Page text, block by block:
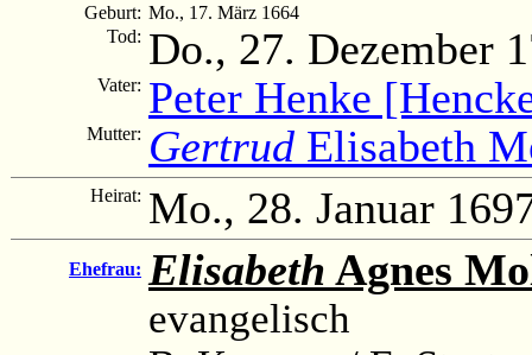
Geburt: Mo., 17. März 1664
Tod: Do., 27. Dezember
Vater: Peter Henke
Mutter: Gertrud Elisabeth
Heirat: Mo., 28. Januar
Ehefrau: Elisabeth Agnes
evangelisch